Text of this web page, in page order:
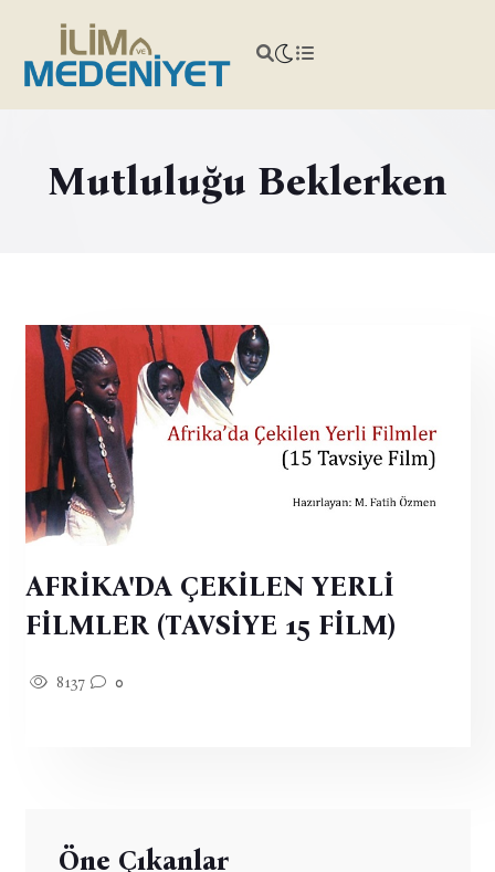
Mutluluğu Beklerken
AFRİKA'DA ÇEKİLEN YERLİ
FİLMLER (TAVSİYE 15 FİLM)
8137 0
Öne Çıkanlar